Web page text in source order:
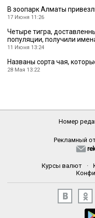
В зоопарк Алматы
17 Июня 11:26
Четыре тигра,
популяции, получили
11 Июня 13:24
Названы сорта чая,
28 Мая 13:22
Номер
Рекламный
Курсы валют ·